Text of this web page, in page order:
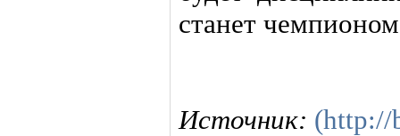
станет
Источник: (http://